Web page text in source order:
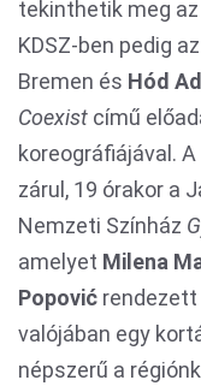
tekinthetik meg
KDSZ-ben pedig
Bremen és Hód
Coexist című
koreográfiájával.
zárul, 19 órakor a
Nemzeti Színház
amelyet Milena
Popović rendezett
valójában egy
népszerű a